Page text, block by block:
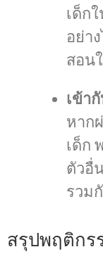
เด็ก
อย่า
สอน
เข้า
หาก
เด็ก
ตัวอื่
รวม
สรุปพฤติกร